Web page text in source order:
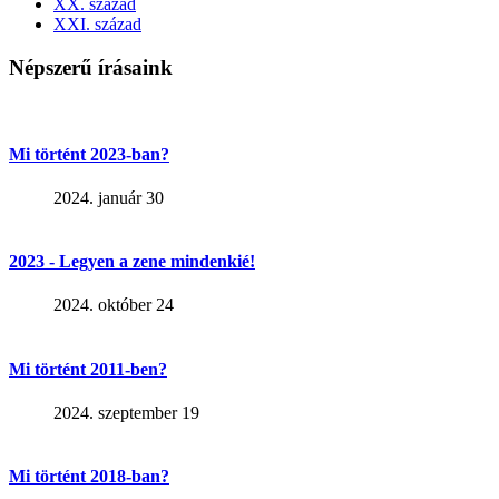
XX. század
XXI. század
Népszerű írásaink
Mi történt 2023-ban?
2024. január 30
2023 - Legyen a zene mindenkié!
2024. október 24
Mi történt 2011-ben?
2024. szeptember 19
Mi történt 2018-ban?